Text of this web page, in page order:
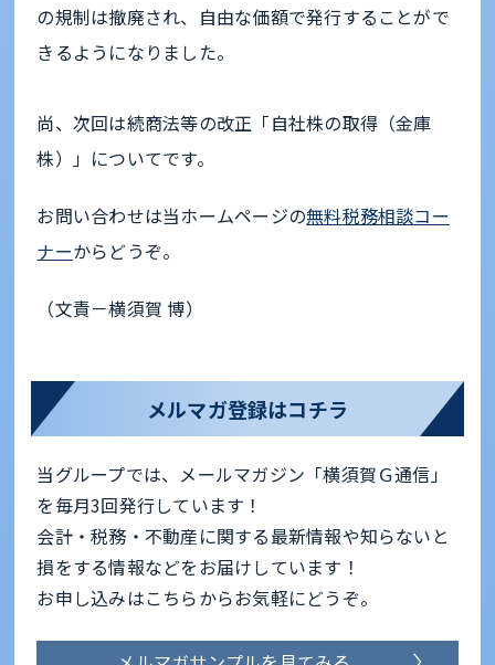
の規制は撤廃され、自由な価額で発行することがで
きるようになりました。
尚、次回は続商法等の改正「自社株の取得（金庫
株）」についてです。
お問い合わせは当ホームページの無料税務相談コー
ナーからどうぞ。
（文責－横須賀 博）
メルマガ登録はコチラ
当グループでは、メールマガジン「横須賀Ｇ通信」
を毎月3回発行しています！
会計・税務・不動産に関する最新情報や知らないと
損をする情報などをお届けしています！
お申し込みはこちらからお気軽にどうぞ。